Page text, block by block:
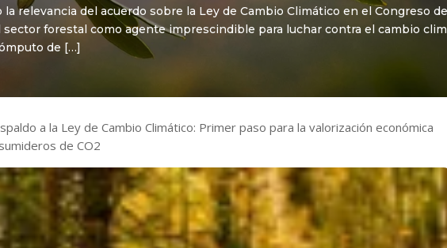
relevancia del acuerdo sobre la Ley de Cambio Climático en el Congreso
forestal como agente imprescindible para luchar contra el cambio
de […]
a la Ley de Cambio Climático: Primer paso para la valorización económica
de CO2